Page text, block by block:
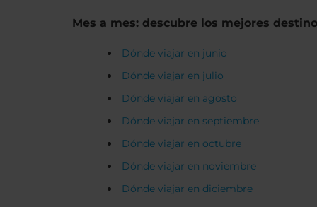
Mes a mes: descubre los mejores
Dónde viajar en junio
Dónde viajar en julio
Dónde viajar en agosto
Dónde viajar en septiembre
Dónde viajar en octubre
Dónde viajar en noviembre
Dónde viajar en diciembre